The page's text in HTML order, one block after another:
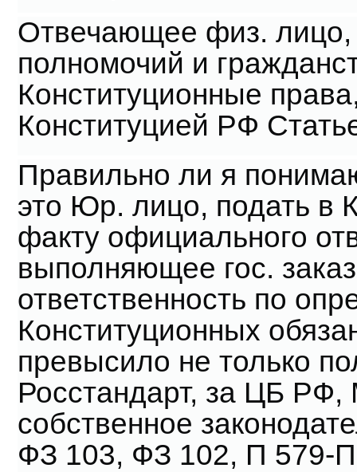
Отвечающее физ. лицо,
полномочий и
Конституционные
Конституцией РФ
Правильно ли я
это Юр. лицо, подать в
факту официального
выполняющее гос.
ответственность по
Конституционных
превысило не только
Росстандарт, за ЦБ РФ,
собственное
ФЗ 103, ФЗ 102, П